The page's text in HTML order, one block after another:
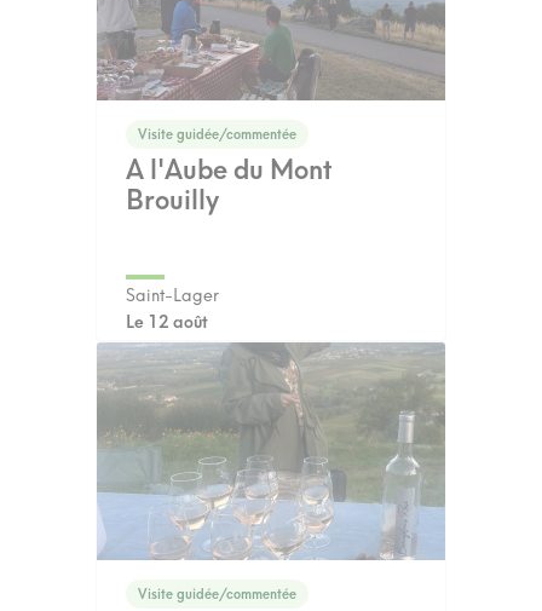
Visite guidée/commentée
A l'Aube du Mont
Brouilly
Saint-Lager
Le 12 août
Visite guidée/commentée